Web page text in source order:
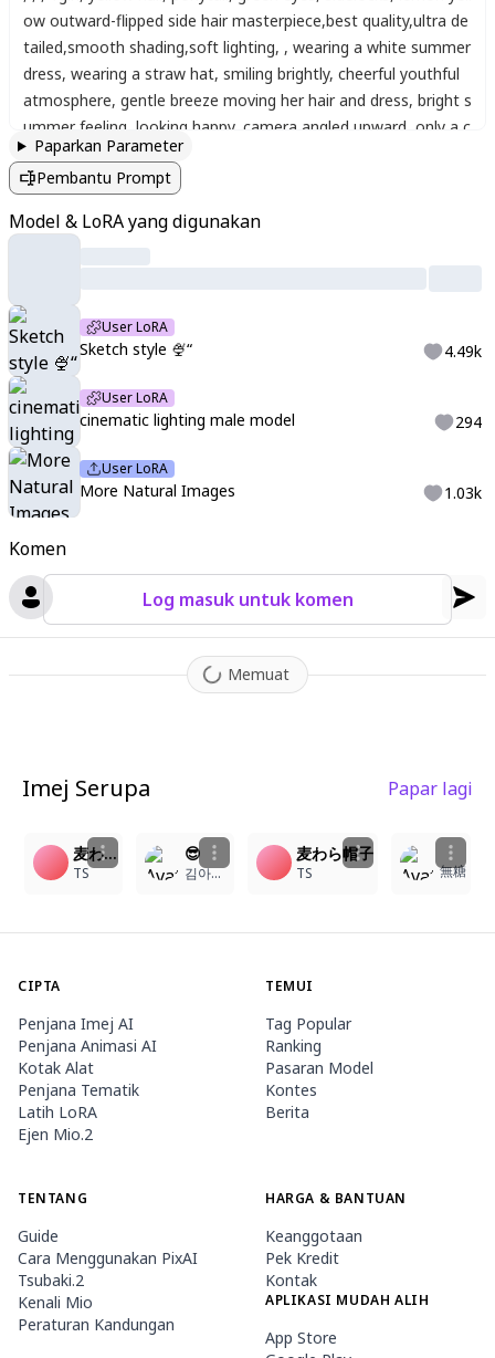
Komen
Log masuk untuk komen
Memuat
ow outward-flipped side hair masterpiece,best quality,ultra de
tailed,smooth shading,soft lighting, , wearing a white summer
dress, wearing a straw hat, smiling brightly, cheerful youthful
atmosphere, gentle breeze moving her hair and dress, bright s
ummer feeling looking happy, camera angled upward only a c
lear blue sky in the background
e,black_line,flat_color
Paparkan Parameter
Pembantu Prompt
Model & LoRA yang digunakan
User LoRA
Sketch style 🍨“ 4.49k
User LoRA
cinematic lighting male model 294
User LoRA
More Natural Images 1.03k
Imej Serupa Papar lagi
麦わら帽子
TS
😎
김아무개
麦わら帽子
TS 無糖
CIPTA
Penjana Imej AI
Penjana Animasi AI
Kotak Alat
Penjana Tematik
Latih LoRA
Ejen Mio.2
TEMUI
Tag Popular
Ranking
Pasaran Model
Kontes
Berita
TENTANG
Guide
Cara Menggunakan PixAI
Tsubaki.2
Kenali Mio
Peraturan Kandungan
HARGA & BANTUAN
Keanggotaan
Pek Kredit
Kontak
APLIKASI MUDAH ALIH
App Store